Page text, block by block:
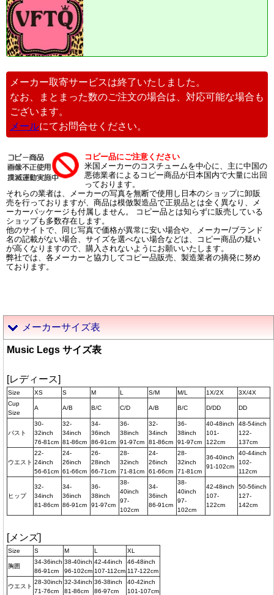
メーカー取寄サービスは終了いたしました。
なお、まとまった数のご注文の場合は、対応可能な場合も
ございます。
メールにてお問合せください。
コピー品にご注意ください
米国メーカーのコスチュームを中心に、主に中国の
悪徳業者によるコピー商品が日本国内で大量に出回
っております。
それらの業者は、メーカーの写真を無断で使用し日本のショップに卸販
売を行っておりますが、商品は模倣製造品で正規品とは全く異なり、メ
ーカーパッケージも付属しません。 コピー品とは知らずに販売している
ショップも多数存在します。
他のサイトで、同じ写真で価格が異常に安い場合や、メーカー/ブランド
名の記載がない場合、サイズを選べない場合などは、コピー商品の疑い
が高くなりますので、購入されないようにお願いいたします。
弊社では、各メーカーと協力してコピー品販売、製造業者の摘発に努め
ております。
メーカーサイズ表
Music Legs サイズ表
[レディース]
Size XS S M L S/M M/L 1X/2X
3X/4X
Cup
Size
A A/B B/C C/D A/B B/C D/DD DD
バスト
30-
32inch
76-81cm
32-
34inch
81-86cm
34-
36inch
86-91cm
36-
38inch
91-97cm
32-
34inch
81-86cm
36-
38inch
91-97cm
40-48inch
101-
122cm
48-54inch
122-
137cm
ウエスト
22-
24inch
56-61cm
24-
26inch
61-66cm
26-
28inch
66-71cm
28-
32inch
71-81cm
24-
26inch
61-66cm
28-
32inch
71-81cm
36-40inch
91-102cm
40-44inch
102-
112cm
ヒップ
32-
34inch
81-86cm
34-
36inch
86-91cm
36-
38inch
91-97cm
38-
40inch
97-
102cm
34-
36inch
86-91cm
38-
40inch
97-
102cm
42-48inch
107-
122cm
50-56inch
127-
142cm
[メンズ]
Size S M L XL
胸囲
34-36inch
86-91cm
38-40inch
96-102cm
42-44inch
107-112cm
46-48inch
117-122cm
ウエスト
28-30inch
71-76cm
32-34inch
81-86cm
36-38inch
86-97cm
40-42inch
101-107cm